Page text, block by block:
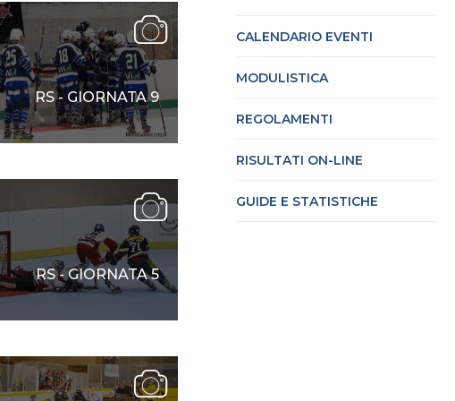
RS - GIORNATA 9
RS - GIORNATA 5
CALENDARIO EVENTI
MODULISTICA
REGOLAMENTI
RISULTATI ON-LINE
GUIDE E STATISTICHE
Privacy Policy Cookie policy